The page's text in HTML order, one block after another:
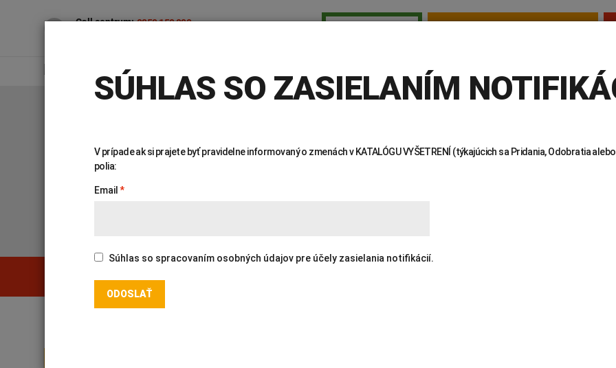
Call centrum: 0850 150 000
Genetika Covid-19 Žiadanky a tlačivá Výsledky vyšetrení
AKTUALITY KDE NÁS
KATALÓG VYŠETRENÍ
PREHĽADÁVAŤ KATALÓG:
SÚHLAS SO ZASIELANÍM
V prípade ak si prajete byť pravidelne informovaný o zmenách v KATALÓGU VYŠETRENÍ (týkajúcich sa Pridania, Odobratia
polia:
Email
Súhlas so spracovaním osobných údajov pre účely zasielania notifikácií.